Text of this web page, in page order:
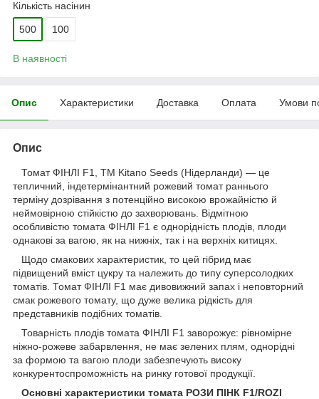
Кількість насінин
500 100
В наявності
Опис Характеристики Доставка Оплата Умови
Опис
Томат ФІНЛІ F1, ТМ Kitano Seeds (Нідерланди) — це
тепличний, індетермінантний рожевий томат раннього
терміну дозрівання з потенційно високою врожайністю й
неймовірною стійкістю до захворювань. Відмітною
особливістю томата ФІНЛІ F1 є однорідність плодів, плоди
однакові за вагою, як на нижніх, так і на верхніх китицях.
Щодо смакових характеристик, то цей гібрид має
підвищений вміст цукру та належить до типу суперсолодких
томатів. Томат ФІНЛІ F1 має дивовижний запах і неповторний
смак рожевого томату, що дуже велика рідкість для
представників подібних томатів.
Товарність плодів томата ФІНЛІ F1 заворожує: рівномірне
ніжно-рожеве забарвлення, не має зелених плям, однорідні
за формою та вагою плоди забезпечують високу
конкурентоспроможність на ринку готової продукції.
Основні характеристики томата РОЗИ ПІНК F1/ROZI